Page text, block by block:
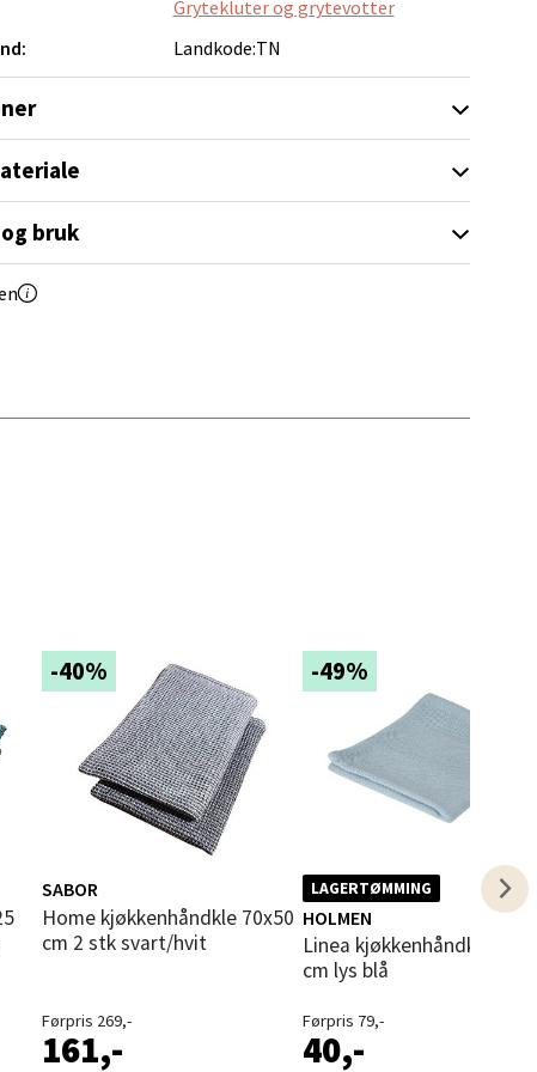
Grytekluter og grytevotter
Landkode:TN
bruk
-40%
SABOR
Home kjøkkenhåndkle 70x50
cm 2 stk svart/hvit
Førpris 269,-
161,-
-49%
LAGERTØMMING
HOLMEN
Linea kjøkkenhåndkle 40x70
cm lys blå
Førpris 79,-
40,-